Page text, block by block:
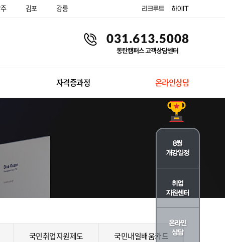
김포 강릉
자격증과정 온라인상담
국민취업지원제도 국민내일배움카드